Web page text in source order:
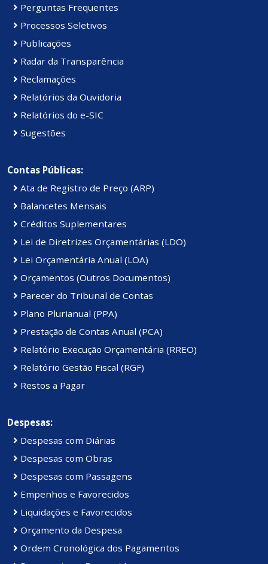
Perguntas Frequentes
Processos Seletivos
Publicações
Radar da Transparência
Reclamações
Relatórios da Ouvidoria
Relatórios do e-SIC
Sugestões
Contas Públicas:
Ata de Registro de Preço (ARP)
Balancetes Mensais
Créditos Suplementares
Lei de Diretrizes Orçamentárias (LDO)
Lei Orçamentária Anual (LOA)
Orçamentos (Outros Documentos)
Parecer do Tribunal de Contas
Plano Plurianual (PPA)
Prestação de Contas Anual (PCA)
Relatório Execução Orçamentária (RREO)
Relatório Gestão Fiscal (RGF)
Restos a Pagar
Despesas:
Despesas com Diárias
Despesas com Obras
Despesas com Passagens
Empenhos e Favorecidos
Liquidações e Favorecidos
Orçamento da Despesa
Ordem Cronológica dos Pagamentos